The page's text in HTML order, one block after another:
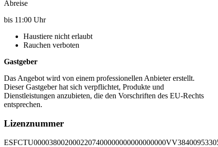
Abreise
bis 11:00 Uhr
Haustiere nicht erlaubt
Rauchen verboten
Gastgeber
Das Angebot wird von einem professionellen Anbieter erstellt.
Dieser Gastgeber hat sich verpflichtet, Produkte und
Dienstleistungen anzubieten, die den Vorschriften des EU-Rechts
entsprechen.
Lizenznummer